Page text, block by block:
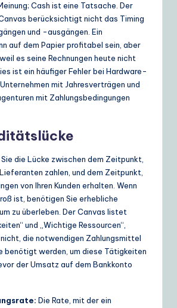
Cash ist eine Tatsache. Der
berücksichtigt nicht das Timing
und -ausgängen. Ein
auf dem Papier profitabel sein, aber
es seine Rechnungen heute nicht
ist ein häufiger Fehler bei Hardware-
mit Jahresverträgen und
mit Zahlungsbedingungen
die Lücke zwischen dem Zeitpunkt,
zahlen, und dem Zeitpunkt,
von Ihren Kunden erhalten. Wenn
ist, benötigen Sie erhebliche
zu überleben. Der Canvas listet
und „Wichtige Ressourcen“,
die notwendigen Zahlungsmittel
benötigt werden, um diese Tätigkeiten
der Umsatz auf dem Bankkonto
Die Rate, mit der ein